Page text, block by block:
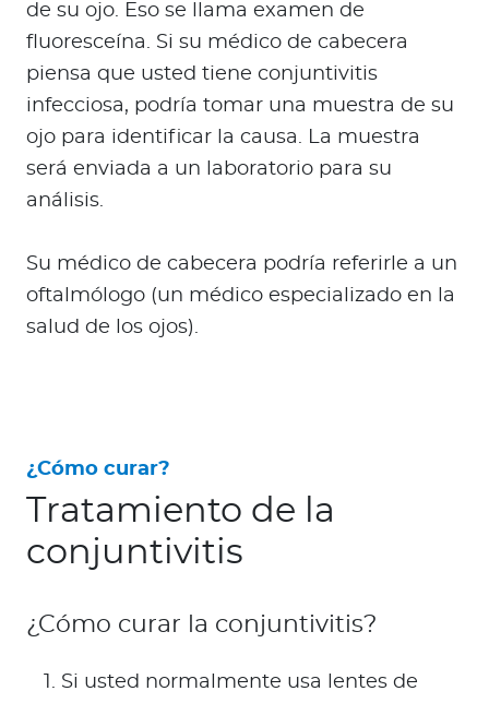
de su ojo. Eso se llama examen de
fluoresceína. Si su médico de cabecera
piensa que usted tiene conjuntivitis
infecciosa, podría tomar una muestra de su
ojo para identificar la causa. La muestra
será enviada a un laboratorio para su
análisis.
Su médico de cabecera podría referirle a un
oftalmólogo (un médico especializado en la
salud de los ojos).
¿Cómo curar?
Tratamiento de la
conjuntivitis
¿Cómo curar la conjuntivitis?
Si usted normalmente usa lentes de